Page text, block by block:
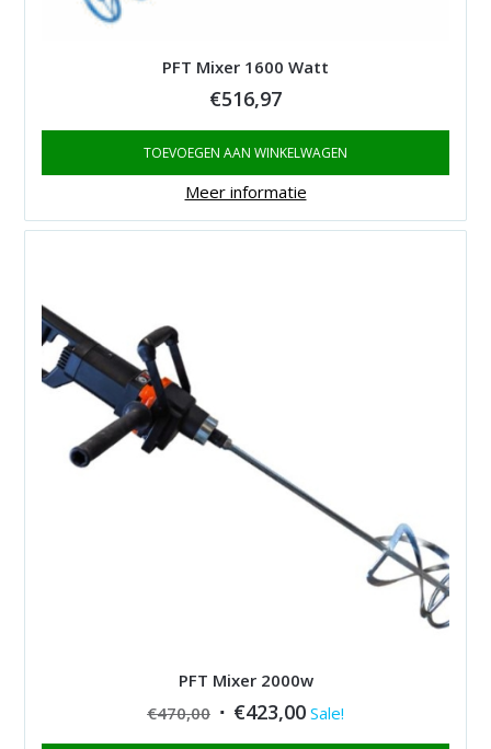
PFT Mixer 1600 Watt
€516,97
TOEVOEGEN AAN WINKELWAGEN
Meer informatie
PFT Mixer 2000w
€470,00 Original
price
€423,00Current
price
Sale!